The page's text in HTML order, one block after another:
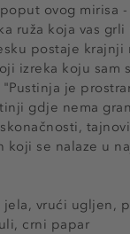
ovog mirisa
ruža koja vas
postaje
izreka koju sam
"Pustinja je
gdje nema
se nalaze u
vrući ugljen,
crni papar